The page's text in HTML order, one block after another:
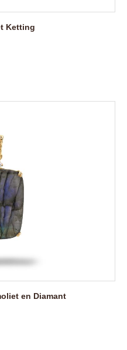
Ketting
en Diamant